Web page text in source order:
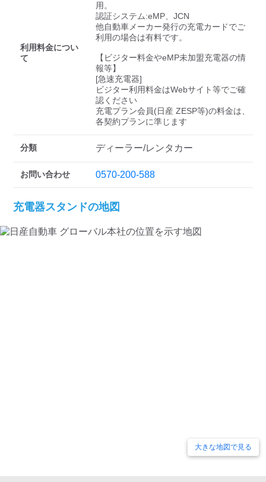
検索する
利用料金につい
て
用。
認証システム:eMP、JCN
他自動車メーカー発行の充電カードでご
利用の場合は有料です。
【ビジター料金やeMP未加盟充電器の情
報等】
[急速充電器]
ビジター利用料金はWebサイト等でご確
認ください
充電プラン会員(日産 ZESP等)の料金は、
各契約プランに準じます
分類 ディーラー/レンタカー
お問い合わせ 0570-200-588
充電器スタンドの地図
大きな地図で見る